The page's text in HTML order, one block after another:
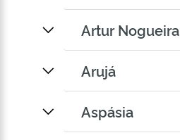
Artur Nogueira
Arujá
Aspásia